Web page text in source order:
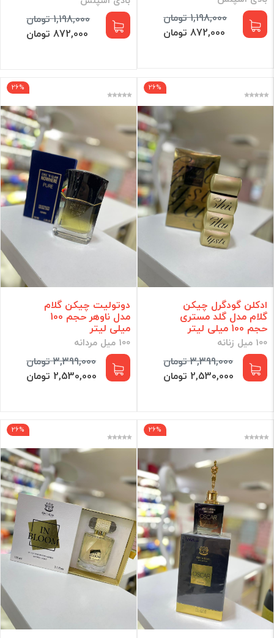
1,198,000 تومان
872,000 تومان
1,198,000 تومان
872,000 تومان
26%
ادکلن گودگرل چیکن
گلام مدل گلد مستری
حجم 100 میلی لیتر
100 میل زنانه
3,399,000 تومان
2,530,000 تومان
26%
دوتولیت چیکن گلام
مدل ناوهر حجم 100
میلی لیتر
100 میل مردانه
3,399,000 تومان
2,530,000 تومان
26%
26%